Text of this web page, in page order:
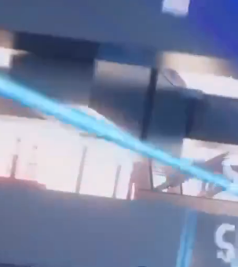
نووي، بينما تلمح طهران لتفاهم
"سرايا السلام" بالدولة فتح ملف حصر
فرض سلطة القانون رهينة صراعات